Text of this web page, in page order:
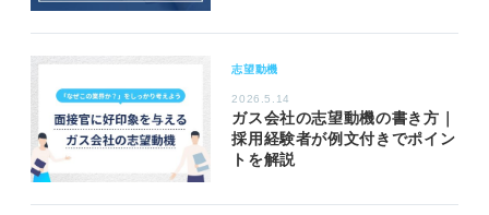
志望動機
2026.5.14
ガス会社の志望動機の書き方｜
採用経験者が例文付きでポイン
トを解説